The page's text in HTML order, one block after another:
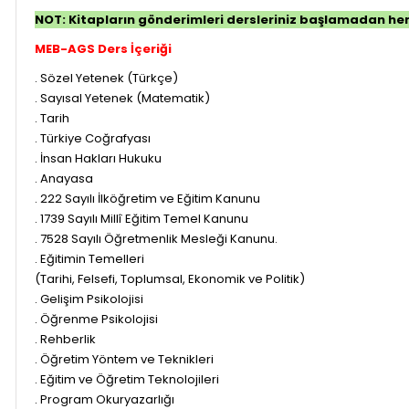
NOT: Kitapların gönderimleri dersleriniz başlamadan
MEB-AGS Ders İçeriği
. Sözel Yetenek (Türkçe)
. Sayısal Yetenek (Matematik)
. Tarih
. Türkiye Coğrafyası
. İnsan Hakları Hukuku
. Anayasa
. 222 Sayılı İlköğretim ve Eğitim Kanunu
. 1739 Sayılı Millî Eğitim Temel Kanunu
. 7528 Sayılı Öğretmenlik Mesleği Kanunu.
. Eğitimin Temelleri
(Tarihi, Felsefi, Toplumsal, Ekonomik ve Politik)
. Gelişim Psikolojisi
. Öğrenme Psikolojisi
. Rehberlik
. Öğretim Yöntem ve Teknikleri
. Eğitim ve Öğretim Teknolojileri
. Program Okuryazarlığı